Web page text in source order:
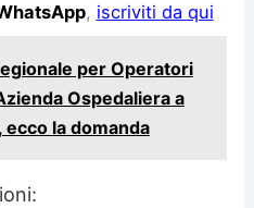
, iscriviti da qui
per Operatori
Ospedaliera a
la domanda